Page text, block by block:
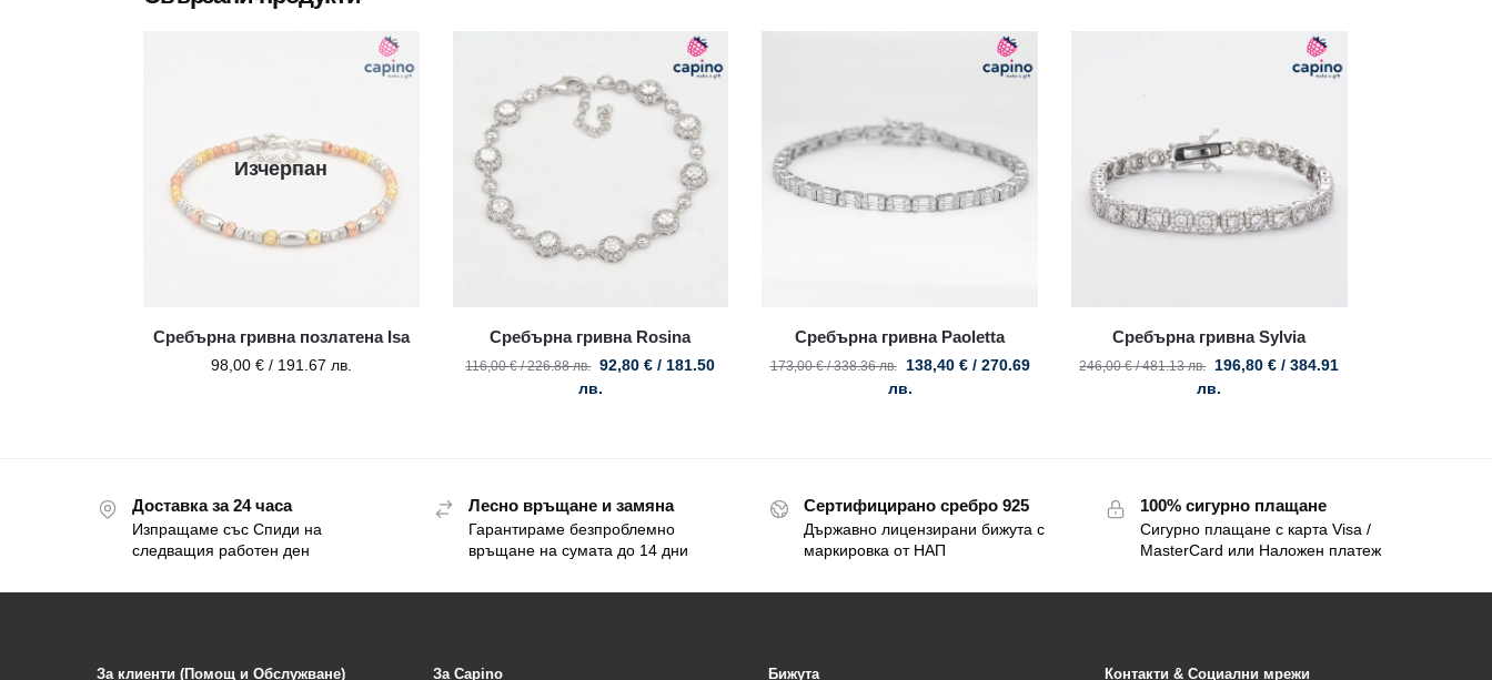
Изчерпан
Сребърна гривна позлатена Isa
98,00 € / 191.67 лв.
Сребърна гривна Rosina
116,00€ / 226.88 лв. 92,80€ / 181.50
лв.
Сребърна гривна Paoletta
173,00€ / 338.36 лв. 138,40 € / 270.69
лв.
Сребърна гривна Sylvia
246,00€ / 481.13 лв. 196,80€ / 384.91
лв.
Доставка за 24 часа
Изпращаме със Спиди на
следващия работен ден
Лесно връщане и замяна
Гарантираме безпроблемно
връщане на сумата до 14 дни
Сертифицирано сребро 925
Държавно лицензирани бижута с
маркировка от НАП
100% сигурно плащане
Сигурно плащане с карта Visa /
MasterCard или Наложен платеж
За клиенти (Помощ и Обслужване) За Capino Бижута Контакти & Социални мрежи